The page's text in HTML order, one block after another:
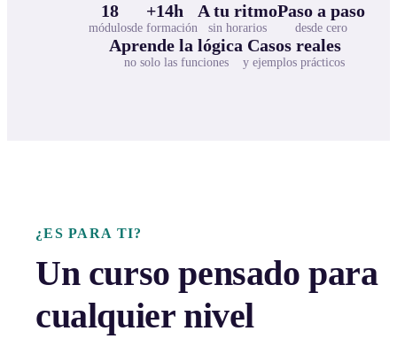
18
módulos
+14h
de formación
A tu ritmo
sin horarios
Paso a paso
desde cero
Aprende la lógica
no solo las funciones
Casos reales
y ejemplos prácticos
¿ES PARA TI?
Un curso pensado para
cualquier nivel